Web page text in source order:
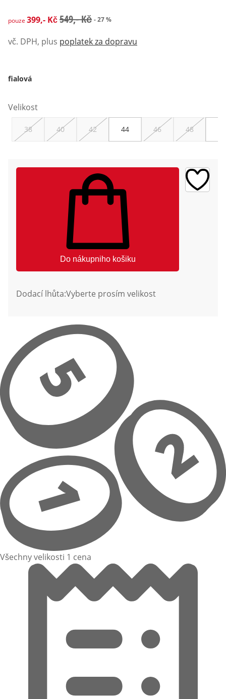
zlevněná cena: 399,- Kč, původní cena: 549,- Kč
pouze 399,- Kč549,- Kč - 27 %
vč. DPH, plus poplatek za dopravu
fialová
Velikost
38 40 42 44 46 48
Do nákupniho košiku
Dodací lhůta:Vyberte prosím velikost
Všechny velikosti 1 cena